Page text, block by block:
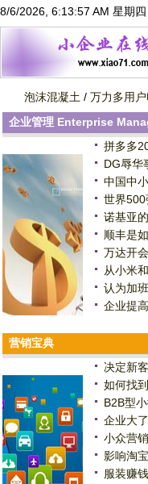
8/6/2026, 6:13:57 AM 星期四
泡沫混凝土 / 万力多用
企业管理 Enterprise
拼多多
DG辱华
中国中
世界500
诺基亚
顺丰是
万达开
从小米
认为加
企业提
营销宝典
决定新
如何找
B2B型
企业大
小众营
影响淘
服装赚